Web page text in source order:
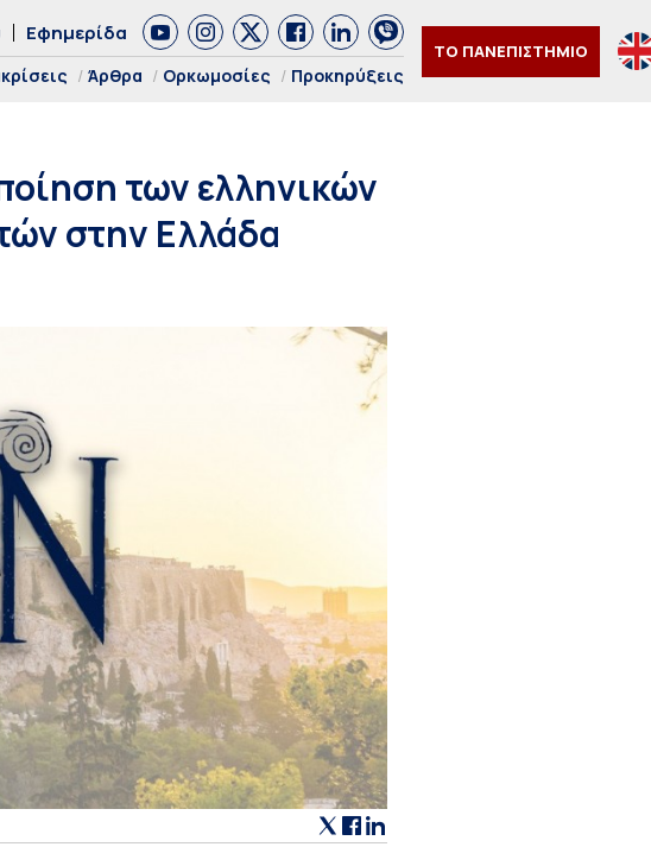
Εφημερίδα
Άρθρα Ορκωμοσίες Προκηρύξεις
ΤΟ ΠΑΝΕΠΙΣΤΗΜΙΟ
των ελληνικών
στην Ελλάδα